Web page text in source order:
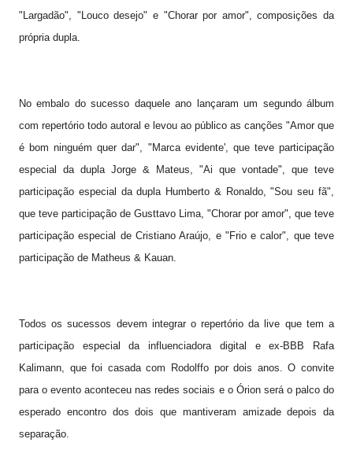
"Largadão", "Louco desejo" e "Chorar por amor", composições da
própria dupla.
No embalo do sucesso daquele ano lançaram um segundo álbum
com repertório todo autoral e levou ao público as canções "Amor que
é bom ninguém quer dar", "Marca evidente', que teve participação
especial da dupla Jorge & Mateus, "Ai que vontade", que teve
participação especial da dupla Humberto & Ronaldo, "Sou seu fã",
que teve participação de Gusttavo Lima, "Chorar por amor", que teve
participação especial de Cristiano Araújo, e "Frio e calor", que teve
participação de Matheus & Kauan.
Todos os sucessos devem integrar o repertório da live que tem a
participação especial da influenciadora digital e ex-BBB Rafa
Kalimann, que foi casada com Rodolffo por dois anos. O convite
para o evento aconteceu nas redes sociais e o Órion será o palco do
esperado encontro dos dois que mantiveram amizade depois da
separação.